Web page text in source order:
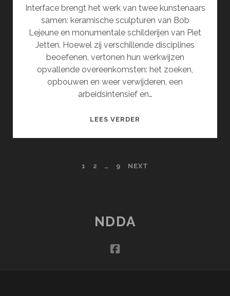
Interface brengt het werk van twee kunstenaars
samen: keramische sculpturen van Bob
Lejeune en monumentale schilderijen van Piet
Jetten. Hoewel zij verschillende disciplines
beoefenen, vertonen hun werkwijzen
opvallende overeenkomsten: het zoeken,
opbouwen en weer verwijderen, een
arbeidsintensief en…
LEES VERDER
1 2 … 9 NEXT
NDDA
facebook